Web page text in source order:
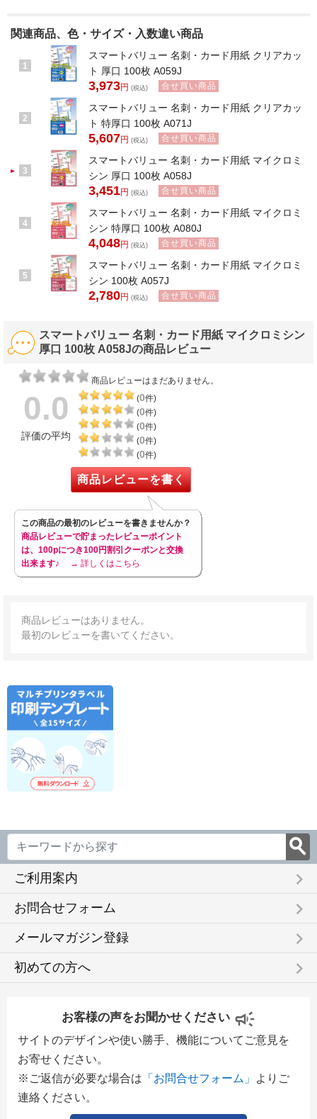
関連商品、色・サイズ・入数違い商品
1
スマートバリュー 名刺・カード用紙 クリアカッ
ト 厚口 100枚 A059J
3,973円 (税込) 合せ買い商品
2
スマートバリュー 名刺・カード用紙 クリアカッ
ト 特厚口 100枚 A071J
5,607円 (税込) 合せ買い商品
3
スマートバリュー 名刺・カード用紙 マイクロミ
シン 厚口 100枚 A058J
3,451円 (税込) 合せ買い商品
4
スマートバリュー 名刺・カード用紙 マイクロミ
シン 特厚口 100枚 A080J
4,048円 (税込) 合せ買い商品
5
スマートバリュー 名刺・カード用紙 マイクロミ
シン 100枚 A057J
2,780円 (税込) 合せ買い商品
スマートバリュー 名刺・カード用紙 マイクロミシン
厚口 100枚 A058Jの商品レビュー
商品レビューはまだありません。
0.0
評価の平均
(0件)
(0件)
(0件)
(0件)
(0件)
商品レビューを書く
この商品の最初のレビューを書きませんか？
商品レビューで貯まったレビューポイント
は、100pにつき100円割引クーポンと交換
出来ます♪
→ 詳しくはこちら
商品レビューはありません。
最初のレビューを書いてください。
ご利用案内 keyboard_arrow_right
お問合せフォーム keyboard_arrow_right
メールマガジン登録 keyboard_arrow_right
初めての方へ keyboard_arrow_right
お客様の声をお聞かせください
サイトのデザインや使い勝手、機能についてご意見を
お寄せください。
※ご返信が必要な場合は 「お問合せフォーム」
よりご
連絡ください。